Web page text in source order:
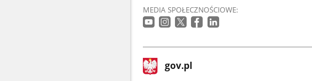
MEDIA SPOŁECZNOŚCIOWE:
stopka
gov.pl Strona
gov.pl